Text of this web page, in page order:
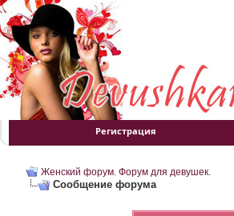
Регистрация
Женский форум. Форум для девушек.
Сообщение форума